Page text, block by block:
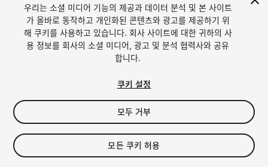
1/2
$19.99
세금/부가세는 결제 시 반영됩니다.
우리는 소셜 미디어 기능의 제공과 데이터 분석 및 본 사이트
가 올바로 동작하고 개인화된 콘텐츠와 광고를 제공하기 위
해 쿠키를 사용하고 있습니다. 회사 사이트에 대한 귀하의 사
용 정보를 회사의 소셜 미디어, 광고 및 분석 협력사와 공유
합니다.
쿠키 설정
모두 거부
모든 쿠키 허용